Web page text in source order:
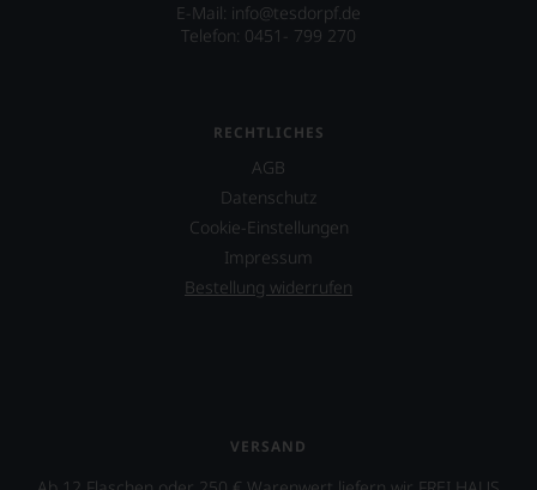
E-Mail: info@tesdorpf.de
Telefon: 0451- 799 270
RECHTLICHES
AGB
Datenschutz
Cookie-Einstellungen
Impressum
Bestellung widerrufen
VERSAND